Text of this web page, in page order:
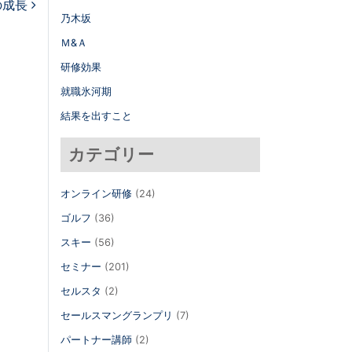
長
乃木坂
Ｍ&Ａ
研修効果
就職氷河期
結果を出すこと
カテゴリー
オンライン研修 (24)
ゴルフ (36)
スキー (56)
セミナー (201)
セルスタ (2)
セールスマングランプリ (7)
パートナー講師 (2)